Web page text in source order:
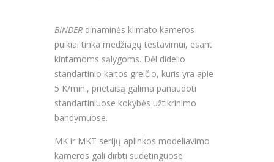
BINDER dinaminės klimato kameros
puikiai tinka medžiagų testavimui, esant
kintamoms sąlygoms. Dėl didelio
standartinio kaitos greičio, kuris yra apie
5 K/min., prietaisą galima panaudoti
standartiniuose kokybės užtikrinimo
bandymuose.
MK ir MKT serijų aplinkos modeliavimo
kameros gali dirbti sudėtinguose